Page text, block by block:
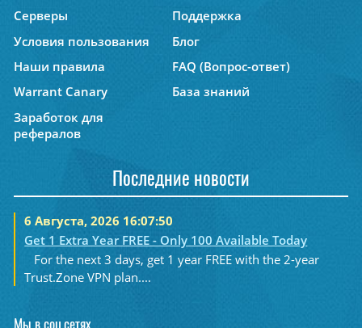
Серверы
Поддержка
Условия пользования
Блог
Наши правила
FAQ (Вопрос-ответ)
Warrant Canary
База знаний
Заработок для
рефералов
Последние новости
6 Августа, 2026 16:07:50
Get 1 Extra Year FREE - Only 100 Available Today
For the next 3 days, get 1 year FREE with the 2-year
Trust.Zone VPN plan....